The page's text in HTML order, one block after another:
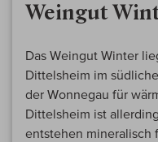
Weingut
Das Weingut Winter
Dittelsheim im
der Wonnegau für
Dittelsheim ist
entstehen mineralisch